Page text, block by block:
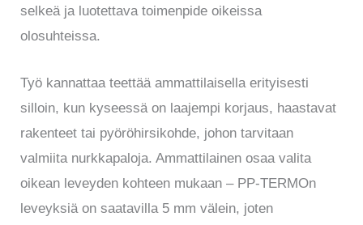
selkeä ja luotettava toimenpide oikeissa
olosuhteissa.
Työ kannattaa teettää ammattilaisella erityisesti
silloin, kun kyseessä on laajempi korjaus, haastavat
rakenteet tai pyöröhirsikohde, johon tarvitaan
valmiita nurkkapaloja. Ammattilainen osaa valita
oikean leveyden kohteen mukaan – PP-TERMOn
leveyksiä on saatavilla 5 mm välein, joten